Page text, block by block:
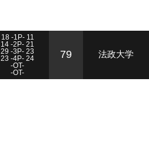
18 -1P- 11
14 -2P- 21
29 -3P- 23
23 -4P- 24
-OT-
-OT-
79 法政大学